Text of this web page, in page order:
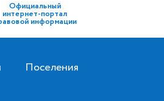
Официальный
интернет-портал
информации
Поселения